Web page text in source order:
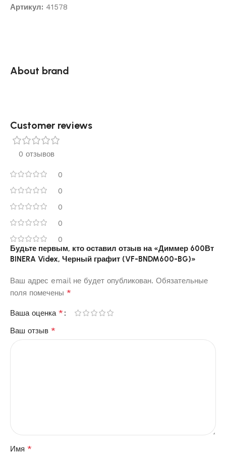
Артикул: 41578
About brand
Customer reviews​
0 отзывов
0
0
0
0
0
Будьте первым, кто оставил отзыв на «Диммер 600Вт
BINERA Videx, Черный графит (VF-BNDM600-BG)»
Ваш адрес email не будет опубликован. Обязательные
поля помечены *
Ваша оценка *
Ваш отзыв *
Имя *